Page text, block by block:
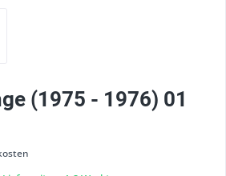
(1975 - 1976) 01